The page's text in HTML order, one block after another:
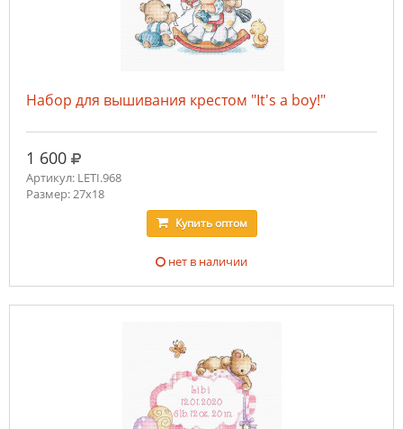
Набор для вышивания крестом "It's a boy!"
1 600 руб.
Артикул: LETI.968
Размер: 27x18
Купитьоптом
нет в наличии